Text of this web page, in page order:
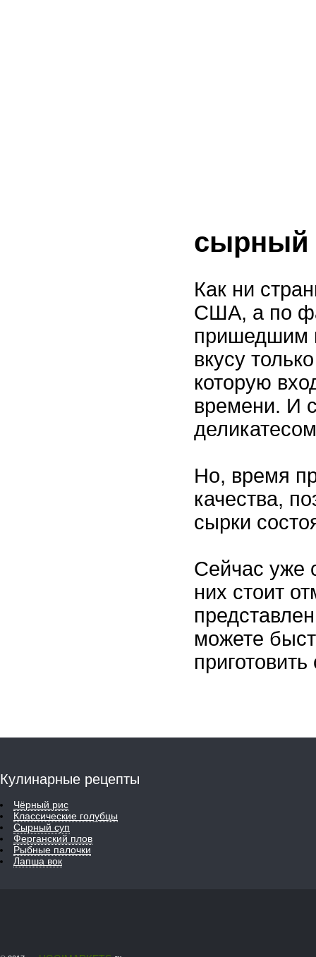
сырный
Как ни
США, а по
пришедшим
вкусу
которую
времени. И
Но, время
качества,
сырки
Сейчас уже
них стоит
можете
Кулинарные рецепты
Чёрный рис
Классические голубцы
Сырный суп
Ферганский плов
Рыбные палочки
Лапша вок